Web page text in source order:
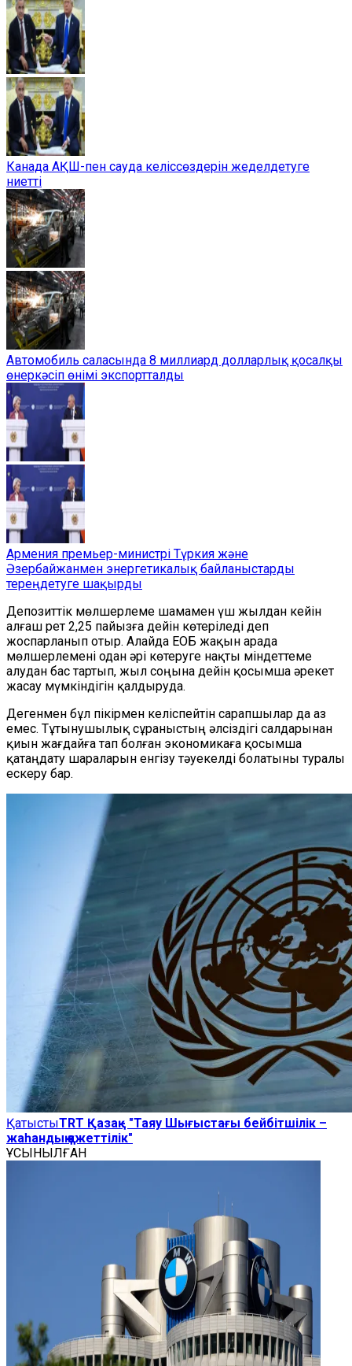
Канада АҚШ-пен сауда келіссөздерін жеделдетуге
ниетті
Автомобиль саласында 8 миллиард долларлық қосалқы
өнеркәсіп өнімі экспортталды
Армения премьер-министрі Түркия және
Әзербайжанмен энергетикалық байланыстарды
тереңдетуге шақырды
Депозиттік мөлшерлеме шамамен үш жылдан кейін
алғаш рет 2,25 пайызға дейін көтеріледі деп
жоспарланып отыр. Алайда ЕОБ жақын арада
мөлшерлемені одан әрі көтеруге нақты міндеттеме
алудан бас тартып, жыл соңына дейін қосымша әрекет
жасау мүмкіндігін қалдыруда.
Дегенмен бұл пікірмен келіспейтін сарапшылар да аз
емес. Тұтынушылық сұраныстың әлсіздігі салдарынан
қиын жағдайға тап болған экономикаға қосымша
қатаңдату шараларын енгізу тәуекелді болатыны туралы
ескеру бар.
ҚатыстыTRT Қазақ - "Таяу Шығыстағы бейбітшілік –
жаһандық қажеттілік"
ҰСЫНЫЛҒАН